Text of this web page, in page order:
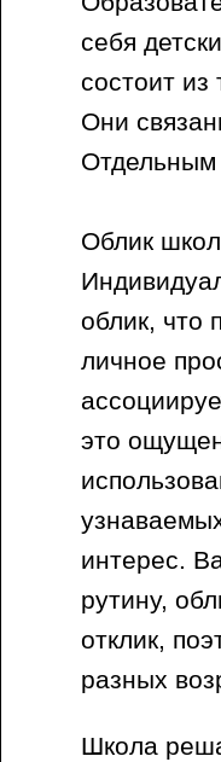
себя
состоит из
Они
Облик
облик, что
личное
это
интерес.
рутину,
отклик,
разных
Школа